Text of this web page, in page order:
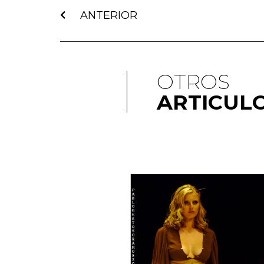
ANTERIOR
OTROS